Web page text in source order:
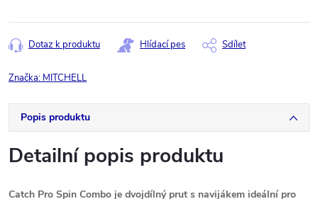
cena:
Dotaz k produktu Hlídací pes Sdílet
Značka: MITCHELL
Popis produktu
Detailní popis produktu
Catch Pro Spin Combo je dvojdílný prut s navijákem ideální pro